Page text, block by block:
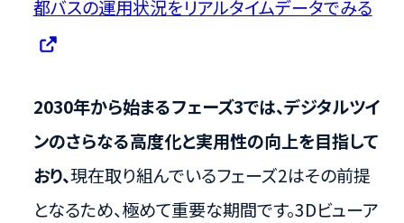
都バスの運用状況をリアルタイムデータでみる
2030年から始まるフェーズ3では、デジタルツイ
ンのさらなる高度化と実用性の向上を目指して
おり、現在取り組んでいるフェーズ2はその前提
となるため、極めて重要な期間です。3Dビューア